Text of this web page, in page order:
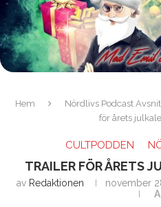
Hem Nördlivs Podcast
för årets
CULTPODDEN
TRAILER FÖR ÅRETS
av Redaktionen november